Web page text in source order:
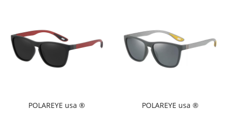
POLAREYE usa ®
POLAREYE usa ®